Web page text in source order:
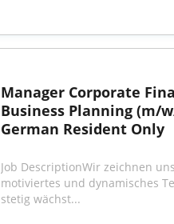
Manager Corporate
Business Planning (m/
German Resident Only
Job DescriptionWir zeichnen
motiviertes und dynamisches
stetig wächst...